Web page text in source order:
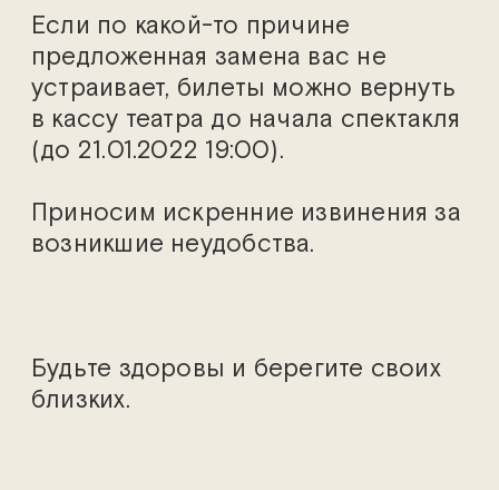
Если по какой-то причине
предложенная замена вас не
устраивает, билеты можно вернуть
в кассу театра до начала спектакля
(до 21.01.2022 19:00).
Приносим искренние извинения за
возникшие неудобства.
Будьте здоровы и берегите своих
близких.